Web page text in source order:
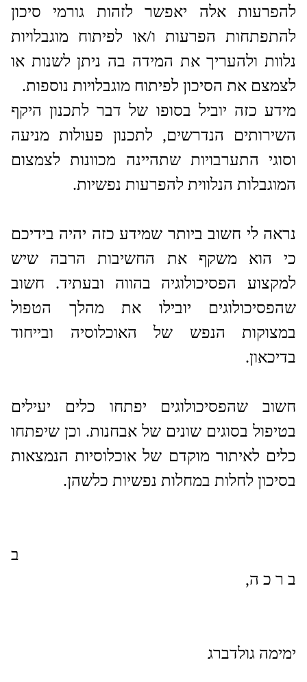
להפרעות אלה יאפשר לזהות גורמי סיכון
להתפתחות הפרעות ו/או לפיתוח מוגבלויות
נלוות ולהעריך את המידה בה ניתן לשנות או
לצמצם את הסיכון לפיתוח מוגבלויות נוספות.
מידע כזה יוביל בסופו של דבר לתכנון היקף
השירותים הנדרשים, לתכנון פעולות מניעה
וסוגי התערבויות שתהיינה מכוונות לצמצום
המוגבלות הנלווית להפרעות נפשיות.
נראה לי חשוב ביותר שמידע כזה יהיה בידיכם
כי הוא משקף את החשיבות הרבה שיש
למקצוע הפסיכולוגיה בהווה ובעתיד. חשוב
שהפסיכולוגים יובילו את מהלך הטפול
במצוקות הנפש של האוכלוסיה ובייחוד
בדיכאון.
חשוב שהפסיכולוגים יפתחו כלים יעילים
בטיפול בסוגים שונים של אבחנות. וכן שיפתחו
כלים לאיתור מוקדם של אוכלוסיות הנמצאות
בסיכון לחלות במחלות נפשיות כלשהן.
ב
ב ר כ ה,
ימימה גולדברג